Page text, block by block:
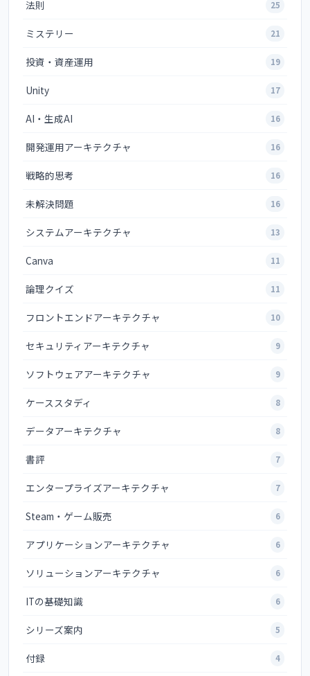
法則 25
ミステリー 21
投資・資産運用 19
Unity 17
AI・生成AI 16
開発運用アーキテクチャ 16
戦略的思考 16
未解決問題 16
システムアーキテクチャ 13
Canva 11
論理クイズ 11
フロントエンドアーキテクチャ 10
セキュリティアーキテクチャ 9
ソフトウェアアーキテクチャ 9
ケーススタディ 8
データアーキテクチャ 8
書評 7
エンタープライズアーキテクチャ 7
Steam・ゲーム販売 6
アプリケーションアーキテクチャ 6
ソリューションアーキテクチャ 6
ITの基礎知識 6
シリーズ案内 5
付録 4